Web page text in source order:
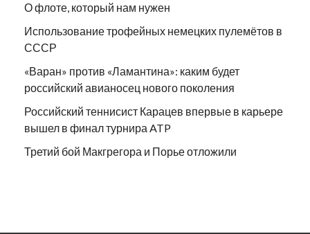
О флоте, который нам нужен
Использование трофейных немецких пулемётов в
СССР
«Варан» против «Ламантина»: каким будет
российский авианосец нового поколения
Российский теннисист Карацев впервые в карьере
вышел в финал турнира ATP
Третий бой Макгрегора и Порье отложили